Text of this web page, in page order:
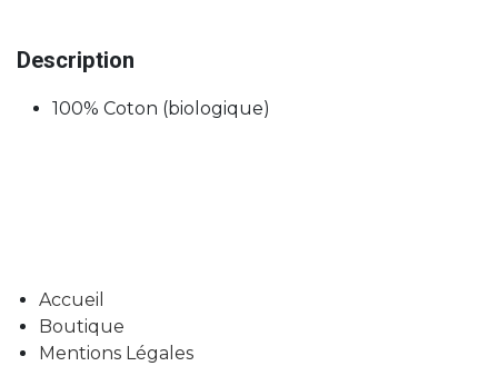
Description
100% Coton (biologique)
Accueil
Boutique
Mentions Légales